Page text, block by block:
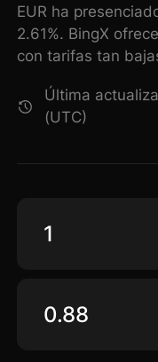
EUR ha
2.61%. BingX
con tarifas tan
Última
(UTC)